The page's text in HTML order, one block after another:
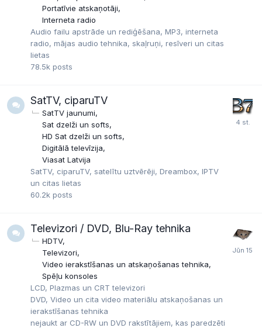
Portatīvie atskaņotāji
Interneta radio
Audio failu apstrāde un rediģēšana, MP3, interneta
radio, mājas audio tehnika, skaļruņi, resīveri un citas
lietas
78.5k posts
SatTV, ciparuTV
SatTV jaunumi
Sat dzelži un softs
HD Sat dzelži un softs
Digitālā televīzija
Viasat Latvija
SatTV, ciparuTV, satelītu uztvērēji, Dreambox, IPTV
un citas lietas
60.2k posts
Televizori / DVD, Blu-Ray tehnika
HDTV
Televizori
Video ierakstīšanas un atskaņošanas tehnika
Spēļu konsoles
LCD, Plazmas un CRT televizori
DVD, Video un cita video materiālu atskaņošanas un
ierakstīšanas tehnika
nejaukt ar CD-RW un DVD rakstītājiem, kas paredzēti